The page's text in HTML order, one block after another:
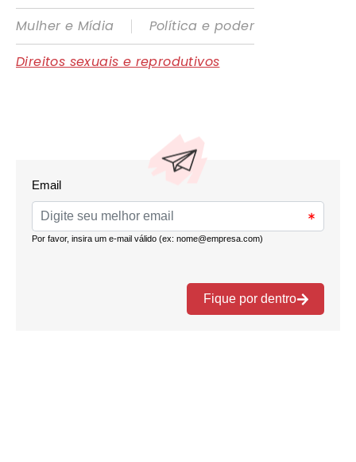
Mulher e Mídia
|
Política e poder
Direitos sexuais e reprodutivos